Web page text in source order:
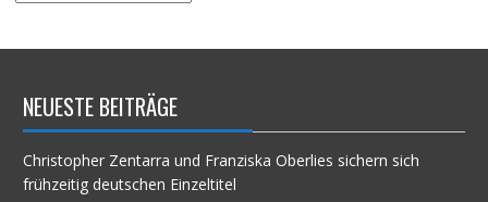
NEUESTE BEITRÄGE
Christopher Zentarra und Franziska Oberlies sichern sich
frühzeitig deutschen Einzeltitel